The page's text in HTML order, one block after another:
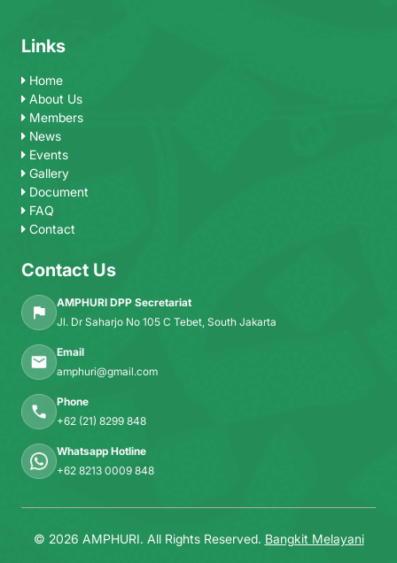
Links
Home
About Us
Members
News
Events
Gallery
Document
FAQ
Contact
Contact Us
AMPHURI DPP Secretariat
Jl. Dr Saharjo No 105 C Tebet, South Jakarta
Email
amphuri@gmail.com
Phone
+62 (21) 8299 848
Whatsapp Hotline
+62 8213 0009 848
© 2026 AMPHURI. All Rights Reserved. Bangkit Melayani